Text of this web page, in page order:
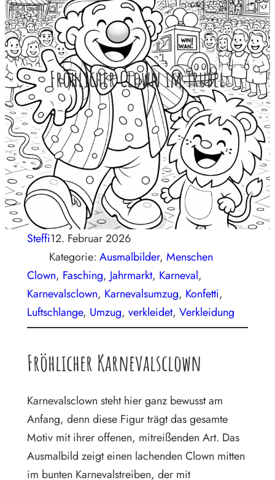
Fröhlicher Clown im Trubel
Steffi12. Februar 2026
Kategorie: Ausmalbilder, Menschen
Clown, Fasching, Jahrmarkt, Karneval
Karnevalsclown, Karnevalsumzug, Konfetti
Luftschlange, Umzug, verkleidet, Verkleidung
Fröhlicher Karnevalsclown
Karnevalsclown steht hier ganz bewusst am
Anfang, denn diese Figur trägt das gesamte
Motiv mit ihrer offenen, mitreißenden Art. Das
Ausmalbild zeigt einen lachenden Clown mitten
im bunten Karnevalstreiben, der mit